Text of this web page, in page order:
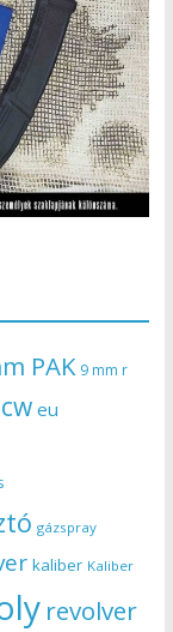
PAK 9 mm r
eu
gázspray
kaliber Kaliber
revolver